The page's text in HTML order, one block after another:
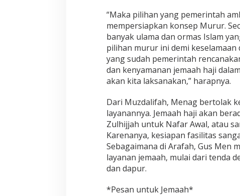
“Maka pilihan yang pemerintah
mempersiapkan konsep Murur.
banyak ulama dan ormas Islam
pilihan murur ini demi keselamaan
yang sudah pemerintah
dan kenyamanan jemaah haji
akan kita laksanakan,” harapnya.
Dari Muzdalifah, Menag bertolak
layanannya. Jemaah haji akan
Zulhijjah untuk Nafar Awal, atau
Karenanya, kesiapan fasilitas
Sebagaimana di Arafah, Gus Men
layanan jemaah, mulai dari tenda
dan dapur.
*Pesan untuk Jemaah*